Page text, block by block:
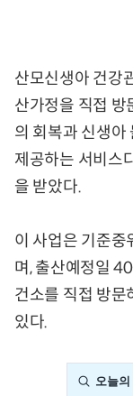
산모신생아 건강
산가정을 직접
의 회복과 신생아
제공하는 서비스
을 받았다.
이 사업은 기준
며, 출산예정일
건소를 직접 방문
있다.